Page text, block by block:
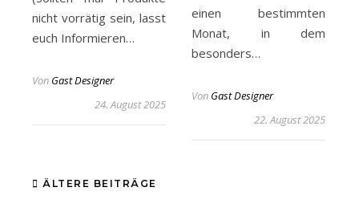
nicht vorrätig sein, lasst
euch Informieren…
Von Gast Designer
24. August 2025
einen bestimmten
Monat, in dem
besonders…
Von Gast Designer
22. August 2025
ÄLTERE BEITRÄGE